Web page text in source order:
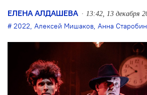
ЕЛЕНА АЛДАШЕВА 13:42, 13 декабря
2022, Алексей Мишаков, Анна